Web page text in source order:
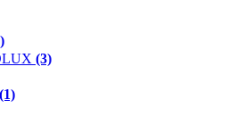
(3)
(1)